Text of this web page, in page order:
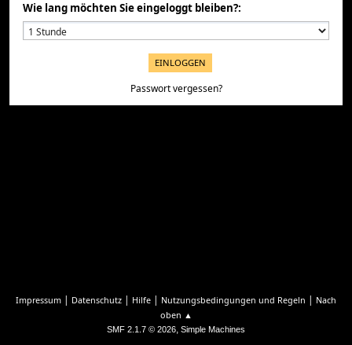
Wie lang möchten Sie eingeloggt bleiben?:
Passwort vergessen?
Impressum | Datenschutz | Hilfe | Nutzungsbedingungen und Regeln | Nach
oben ▲
SMF 2.1.7 © 2026, Simple Machines